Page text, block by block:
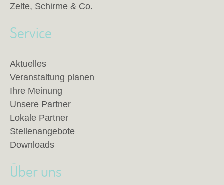
Zelte, Schirme & Co.
Service
Aktuelles
Veranstaltung planen
Ihre Meinung
Unsere Partner
Lokale Partner
Stellenangebote
Downloads
Über uns